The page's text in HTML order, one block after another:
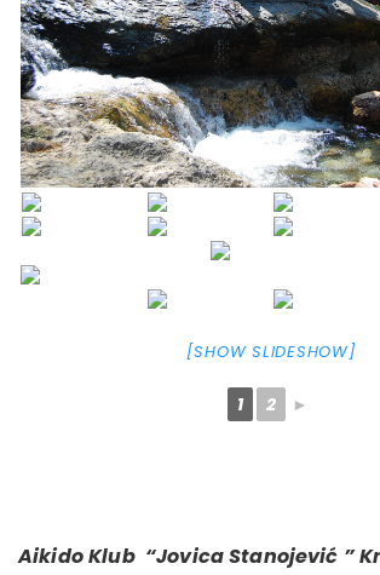
[SHOW SLIDESHOW]
1 2 ►
Aikido Klub “Jovica Stanojević ”